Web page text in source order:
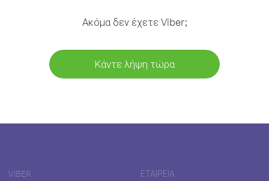
Ακόμα δεν έχετε Viber;
Κάντε λήψη τώρα
VIBER ΕΤΑΙΡΕΊΑ